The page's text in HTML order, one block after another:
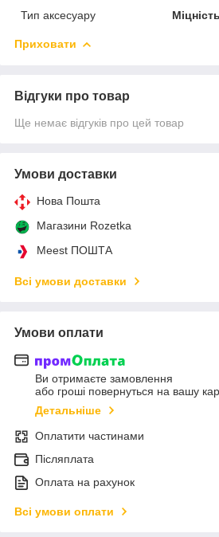
Тип аксесуару
Приховати
Відгуки про товар
Ще немає відгуків про цей товар
Умови доставки
Нова Пошта
Магазини Rozetka
Meest ПОШТА
Всі умови доставки
Умови оплати
Ви отримаєте замовлення
або гроші повернуться на вашу
Детальніше
Оплатити частинами
Післяплата
Оплата на рахунок
Всі умови оплати